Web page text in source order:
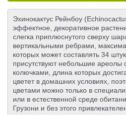
Эхинокактус Рейнбоу
эффектное, декоративное
слегка приплюснутого сверху
вертикальными ребрами,
которых может составлять 34
присутствуют небольшие
колючками, длина которых
цветет в домашних условиях,
цветами можно только в
или в естественной среде
Грузони и без этого